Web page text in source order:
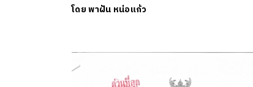
โดยพาฝัน หน่อแก้ว